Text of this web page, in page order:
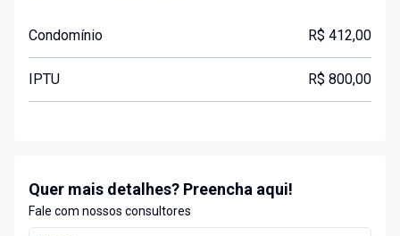
Condomínio R$ 412,00
IPTU R$ 800,00
Quer mais detalhes? Preencha aqui!
Fale com nossos consultores